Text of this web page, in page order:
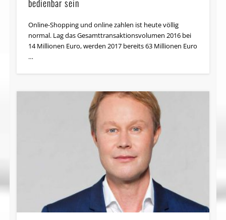
bedienbar sein
Online-Shopping und online zahlen ist heute völlig
normal. Lag das Gesamttransaktionsvolumen 2016 bei
14 Millionen Euro, werden 2017 bereits 63 Millionen Euro
…